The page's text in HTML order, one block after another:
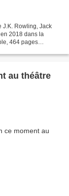
J.K. Rowling, Jack
2018 dans la
464 pages
au théâtre